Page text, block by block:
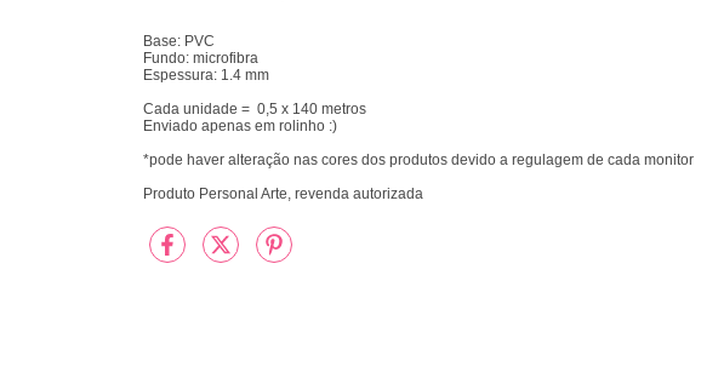
Base: PVC
Fundo: microfibra
Espessura: 1.4 mm
Cada unidade = 0,5 x 140 metros
Enviado apenas em rolinho :)
*pode haver alteração nas cores dos produtos devido a regulagem de cada monitor
Produto Personal Arte, revenda autorizada